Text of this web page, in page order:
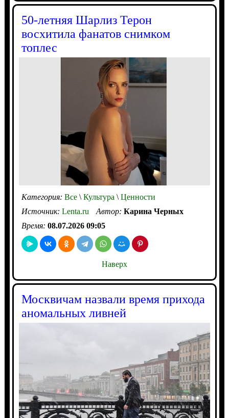
50-летняя Шарлиз Терон
восхитила фанатов снимком
топлес
Категория: Все\Культура \Ценности
Источник: Lenta.ru Автор: Карина Черных
Время: 08.07.2026 09:05
Наверх
Москвичам назвали время прихода
аномальных ливней